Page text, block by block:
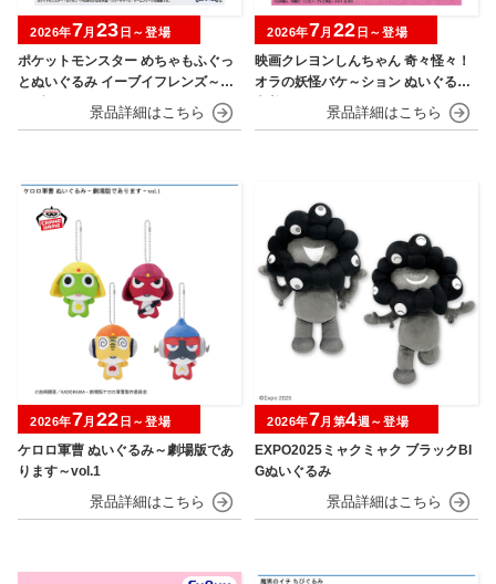
ポケットモンスター めちゃもふぐっ
とぬいぐるみ イーブイフレンズ～イ
ーブイ～おひるねver.
2026年7月 23 日～登場
映画クレヨンしんちゃん 奇々怪々！
オラの妖怪バケ～ション ぬいぐるみ
2026年7月 22 日～登場
ケロロ軍曹 ぬいぐるみ～劇場版であ
ります～vol.1
2026年7月 22 日～登場
EXPO2025ミャクミャク ブラックBI
Gぬいぐるみ
2026年7月第4週～登場